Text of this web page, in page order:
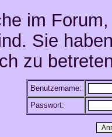
im
Sie
zu
Benutzername:
Passwort: